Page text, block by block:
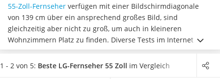
Powerstation mit Solarpanel
Gaming-PC
Soundbar
17-Zoll-Laptop
Satellitenschüssel
Gaming-Headset
55-Zoll-Fernseher verfügen mit einer Bildschirmdiagonale
von 139 cm über ein ansprechend großes Bild, sind
gleichzeitig aber nicht zu groß, um auch in kleineren
Wohnzimmern Platz zu finden. Diverse Tests im Internet
zeigen zudem, dass viele LG-Fernseher mit 55 Zoll mit
modernster Technik ausgestattet sind und so über
1 - 2 von 5: Beste LG-Fernseher 55 Zoll im Vergleich